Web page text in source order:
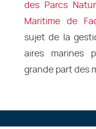
des Parcs
Maritime de
sujet de la
aires marines
grande part des